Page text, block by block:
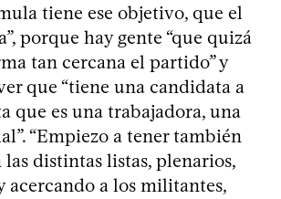
tiene ese objetivo, que el
porque hay gente “que quizá
tan cercana el partido” y
que “tiene una candidata a
que es una trabajadora, una
“Empiezo a tener también
distintas listas, plenarios,
acercando a los militantes,